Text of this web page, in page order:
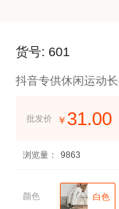
货号: 601
抖音专供休闲运动
批发价 ￥ 31.00
浏览量： 9863
颜色 白色